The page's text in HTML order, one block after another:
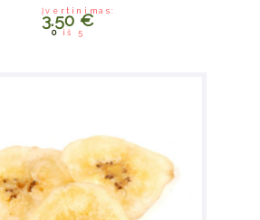
Įvertinimas:
0 iš 5
3.50€